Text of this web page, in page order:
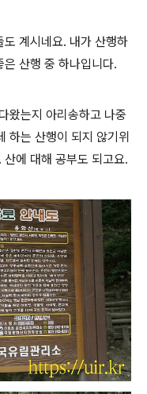
계시네요. 내가 산행하
산행 중 하나입니다.
왔는지 아리송하고 나중
하는 산행이 되지 않기위
에 대해 공부도 되고요.